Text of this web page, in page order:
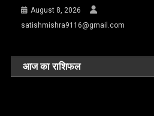
August 8, 2026
satishmishra9116@gmail.com
आज का राशिफल